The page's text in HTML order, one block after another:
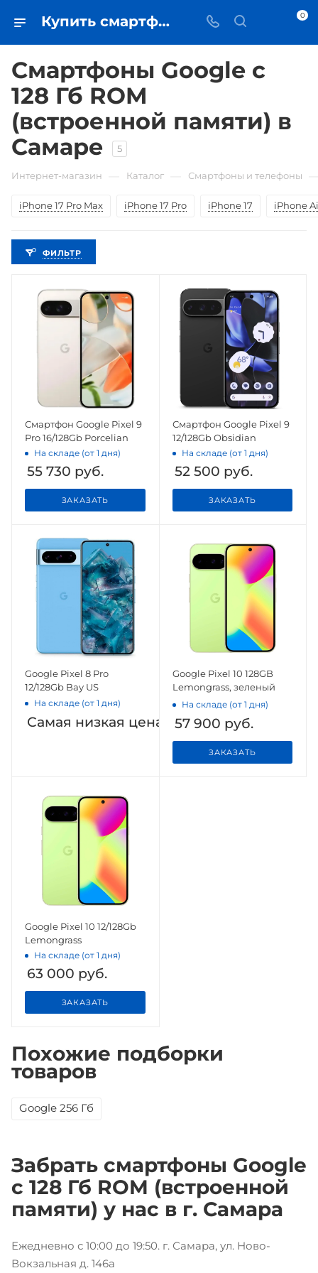
Купить смартфоны Google с 128 Гб ROM (встроенной памяти) в Самаре - цена в iЧехол 0
Смартфоны Google с
128 Гб ROM
(встроенной памяти) в
Самаре
5
Интернет-магазин Каталог Смартфоны и телефоны
iPhone 17 Pro Max iPhone 17 Pro iPhone 17 iPhone
ФИЛЬТР
Смартфон Google Pixel 9
Pro 16/128Gb Porcelian
На складе (от 1 дня)
55 730 руб.
ЗАКАЗАТЬ
Смартфон Google Pixel 9
12/128Gb Obsidian
На складе (от 1 дня)
52 500 руб.
ЗАКАЗАТЬ
Google Pixel 8 Pro
12/128Gb Bay US
На складе (от 1 дня)
Самая низкая цена на Яндекс.Маркете
Google Pixel 10 128GB
Lemongrass, зеленый
На складе (от 1 дня)
57 900 руб.
ЗАКАЗАТЬ
Google Pixel 10 12/128Gb
Lemongrass
На складе (от 1 дня)
63 000 руб.
ЗАКАЗАТЬ
Похожие подборки
товаров
Google 256 Гб
Забрать смартфоны Google
с 128 Гб ROM (встроенной
памяти) у нас в г. Самара
Ежедневно с 10:00 до 19:50. г. Самара, ул. Ново-
Вокзальная д. 146а